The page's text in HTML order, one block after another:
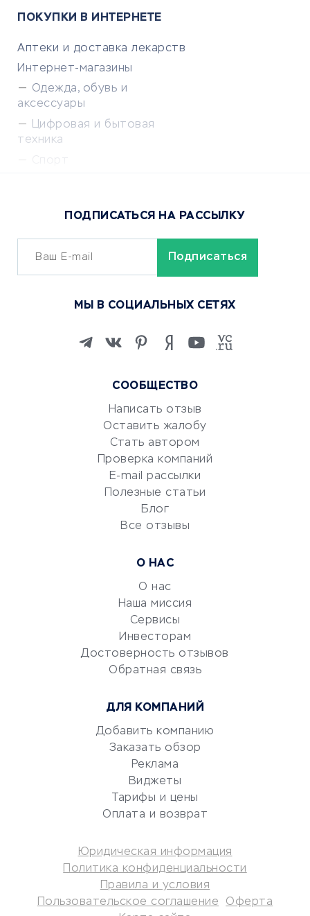
ПОКУПКИ В ИНТЕРНЕТЕ
Аптеки и доставка лекарств
Интернет-магазины
Одежда, обувь и
аксессуары
Цифровая и бытовая
техника
Сервисы доставки
ОБУЧЕНИЕ И РАБОТА
Изучение иностранных
Маркетинг и продажи
Репетиторство
Красота и здоровье
Сервисы по поиску работы
Сетевой маркетинг
УСЛУГИ ДЛЯ БИЗНЕСА
документооборот
Юридические компании
Аудиторские компании
Бухгалтерия онлайн
Потребительские кредиты
Кредитные карты
Дебетовые карты
СООБЩЕСТВО
Написать отзыв
Оставить жалобу
Стать автором
Проверка компаний
E-mail рассылки
Полезные статьи
Блог
Все отзывы
О НАС
О нас
Наша миссия
Сервисы
Инвесторам
Достоверность отзывов
Обратная связь
ДЛЯ КОМПАНИЙ
Добавить компанию
Заказать обзор
Реклама
Виджеты
Тарифы и цены
Оплата и возврат
ПОДПИСАТЬСЯ НА РАССЫЛКУ
МЫ В СОЦИАЛЬНЫХ СЕТЯХ
Юридическая информация
Политика конфиденциальности
Правила и условия
Пользовательское соглашение
Оферта